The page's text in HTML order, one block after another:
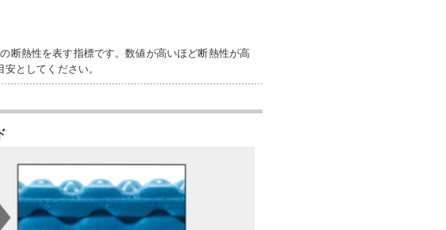
断熱性を表す指標です。数値が高いほど断熱性が高
としてください。